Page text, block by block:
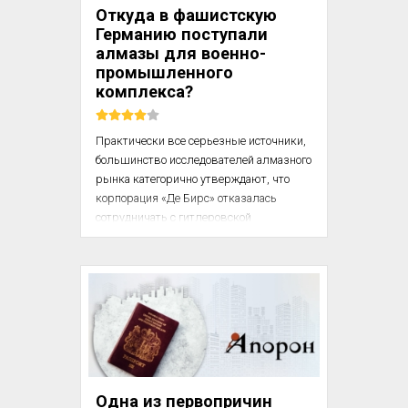
домам и рассказывали потом, что
видели в Европе. Сами события
говорили громче всякого человеческого
голоса. Это была настоящая
пропаганда.Иван Сергеевич Тургенев
(1818 – 1883)
Откуда в фашистскую
Германию поступали
алмазы для военно-
промышленного
комплекса?
Практически все серьезные источники,
большинство исследователей алмазного
рынка категорично утверждают, что
корпорация «Де Бирс» отказалась
сотрудничать с гитлеровской
Германией. Центральная сбытовая
заблокировала продажи алмазов
Третьему Рейху, это обстоятельство
крайне негативно сказалось на
развитии германской оборонной
промышленности и послужило одной из
косвенных причин военного поражения
Одна из первопричин